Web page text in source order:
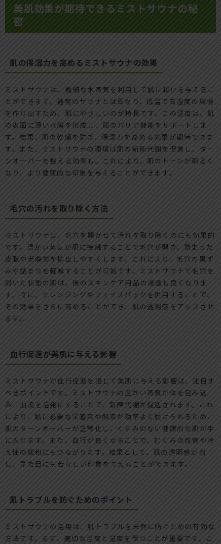
美肌効果が期待できるミストサウナの秘
密
肌の保湿力を高めるミストサウナの効果
ミストサウナは、微細な水蒸気を利用して肌に潤いを与えるこ
とができます。通常のサウナとは異なり、低温で高湿度の環境
を作り出すため、肌にやさしいのが特長です。この湿度は、肌
の表面に薄い水膜を形成し、肌のバリア機能をサポートしま
す。結果、肌の乾燥を防ぎ、保湿力を高める効果が期待できま
す。また、ミストサウナの環境は肌の新陳代謝を促進し、ター
ンオーバーを整える効果も。これにより、肌のトーンが明るく
なり、より健康的な印象を与えることができます。
毛穴の汚れを取り除く方法
ミストサウナは、毛穴を開かせて汚れを取り除くのにも効果的
です。温かい蒸気が肌に接触することで毛穴が開き、詰まった
皮脂や老廃物を排出しやすくします。これにより、毛穴の黒ず
みや詰まりを軽減することが可能です。ミストサウナで毛穴を
開いた状態の肌は、後のスキンケア用品の浸透も良くなりま
す。特に、クレンジングやフェイスパックを併用することで、
その効果をさらに高めることができ、肌の透明感をアップさせ
ます。
血行促進が美肌に与える影響
ミストサウナが血行促進を通じて美肌に与える影響は、注目す
べきポイントです。ミストサウナの温かい蒸気が体を包み込
み、血流を活発にすることで、新陳代謝が促進されます。これ
により、肌に必要な栄養素や酸素が効率よく届けられるため、
肌のターンオーバーが正常化し、くすみのない健康的な肌が手
に入ります。また、血行が良くなることで、むくみの改善や冷
え性の緩和にもつながります。結果として、肌の透明感が増
し、見た目にも若々しい印象を与えることができます。
肌トラブルを防ぐためのポイント
ミストサウナの活用は、肌トラブルを未然に防ぐための有効な
方法です。まず、適切な温度と湿度を保つことが重要です。こ